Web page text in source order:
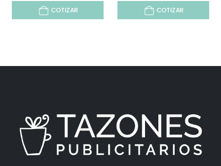
COTIZAR COTIZAR